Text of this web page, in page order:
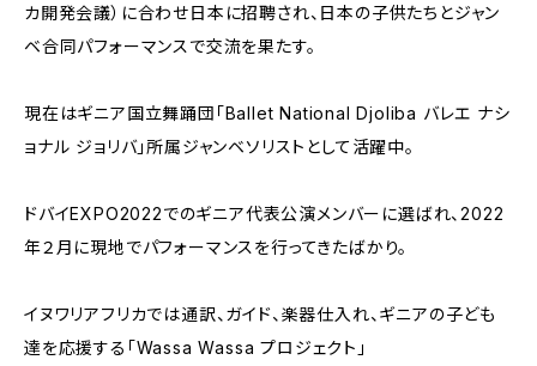
カ開発会議）に合わせ日本に招聘され、日本の子供たちとジャン
ベ合同パフォーマンスで交流を果たす。
現在はギニア国立舞踊団「Ballet National Djoliba バレエ ナシ
ョナル ジョリバ」所属ジャンベソリストとして活躍中。
ドバイEXPO2022でのギニア代表公演メンバーに選ばれ、2022
年２月に現地でパフォーマンスを行ってきたばかり。
イヌワリアフリカでは通訳、ガイド、楽器仕入れ、ギニアの子ども
達を応援する「Wassa Wassa プロジェクト」